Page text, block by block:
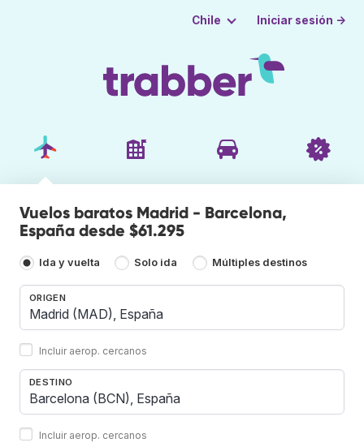
Chile Iniciar sesión →
Vuelos baratos Madrid - Barcelona,
España desde $61.295
Ida y vuelta Solo ida Múltiples destinos
ORIGEN
Incluir aerop. cercanos
DESTINO
Incluir aerop. cercanos